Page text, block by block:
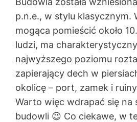
p.n.e., w stylu klasycznym.
mogąca pomieścić około
ludzi, ma charakterystyczny
najwyższego poziomu
zapierający dech w
okolicę – port, zamek i
Warto więc wdrapać się na
budowli 😉 Co ciekawe, w